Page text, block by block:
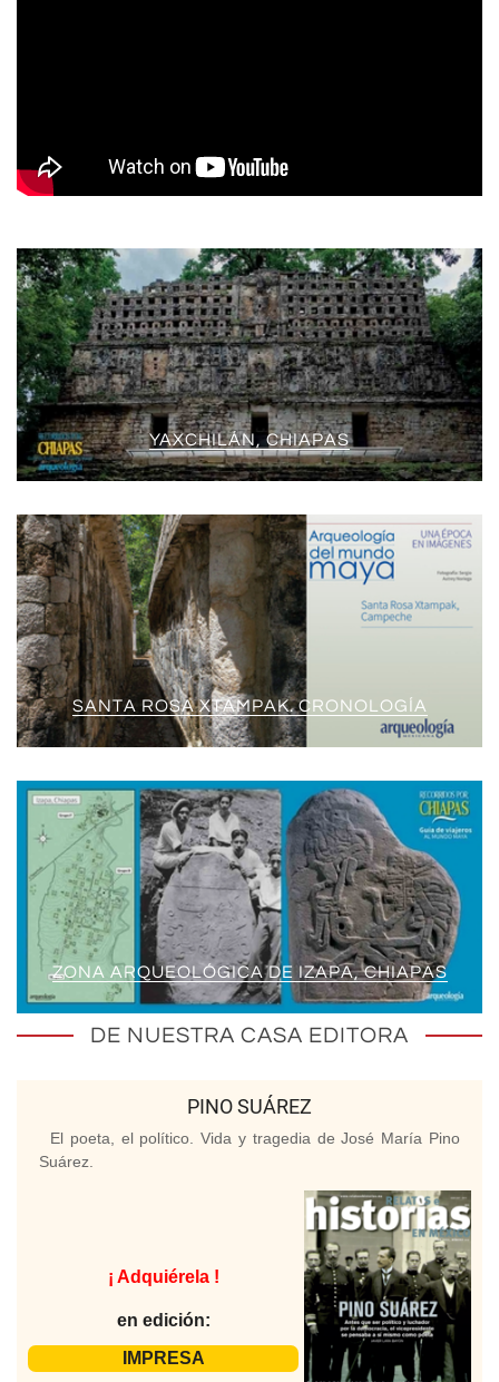
YAXCHILÁN, CHIAPAS
SANTA ROSA XTAMPAK. CRONOLOGÍA
ZONA ARQUEOLÓGICA DE IZAPA, CHIAPAS
DE NUESTRA CASA EDITORA
PINO SUÁREZ
El poeta, el político. Vida y tragedia de José María Pino
Suárez.
¡ Adquiérela !
en edición:
IMPRESA